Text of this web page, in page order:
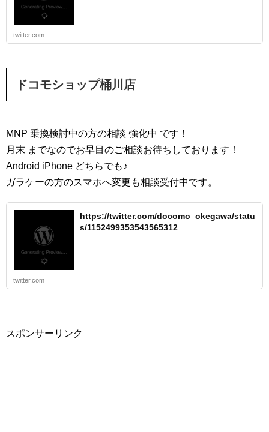
twitter.com
ドコモショップ桶川店
MNP 乗換検討中の方の相談 強化中 です！
月末 までなのでお早目のご相談お待ちしております！
Android iPhone どちらでも♪
ガラケーの方のスマホへ変更も相談受付中です。
https://twitter.com/docomo_okegawa/statu
s/1152499353543565312
twitter.com
スポンサーリンク